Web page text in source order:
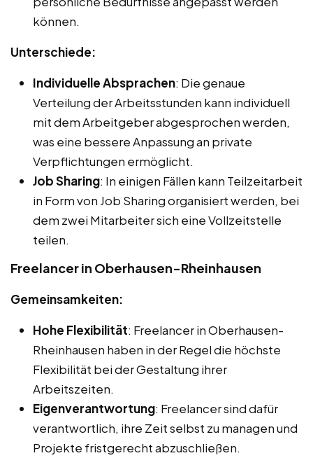
können.
Unterschiede:
Individuelle Absprachen: Die genaue
Verteilung der Arbeitsstunden kann individuell
mit dem Arbeitgeber abgesprochen werden,
was eine bessere Anpassung an private
Verpflichtungen ermöglicht.
Job Sharing: In einigen Fällen kann Teilzeitarbeit
in Form von Job Sharing organisiert werden, bei
dem zwei Mitarbeiter sich eine Vollzeitstelle
teilen.
Freelancer in Oberhausen-Rheinhausen
Gemeinsamkeiten:
Hohe Flexibilität: Freelancer in Oberhausen-
Rheinhausen haben in der Regel die höchste
Flexibilität bei der Gestaltung ihrer
Arbeitszeiten.
Eigenverantwortung: Freelancer sind dafür
verantwortlich, ihre Zeit selbst zu managen und
Projekte fristgerecht abzuschließen.